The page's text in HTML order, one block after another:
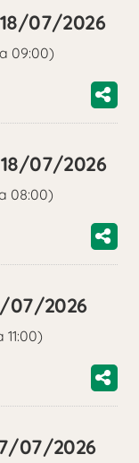
07/2026
09:00)
07/2026
08:00)
07/2026
07/2026